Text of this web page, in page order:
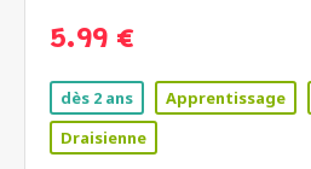
5.99 €
dès 2 ans Apprentissage
Draisienne